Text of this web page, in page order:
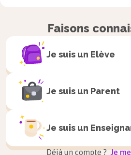
Faisons
Je suis un Elève
Je suis un Parent
Je suis un
Déjà un compte ? Je